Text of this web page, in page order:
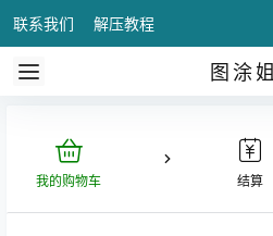
联系我们 解压教程
图涂姐
我的购物车 结算